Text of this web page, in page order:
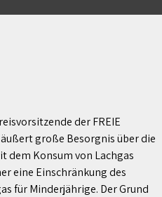
der FREIE
große Besorgnis über die
dem Konsum von Lachgas
eine Einschränkung des
für Minderjährige. Der Grund